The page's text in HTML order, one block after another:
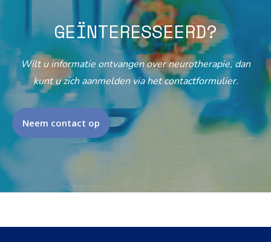
GEÏNTERESSEERD?
Wilt u informatie ontvangen over neurotherapie, dan
kunt u zich aanmelden via het contactformulier.
Neem contact op